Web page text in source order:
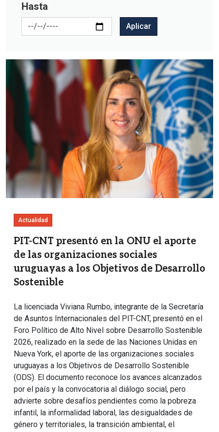
Hasta
Aplicar
Imagen
Actualidad
PIT-CNT presentó en la ONU el aporte
de las organizaciones sociales
uruguayas a los Objetivos de Desarrollo
Sostenible
La licenciada Viviana Rumbo, integrante de la Secretaría
de Asuntos Internacionales del PIT-CNT, presentó en el
Foro Político de Alto Nivel sobre Desarrollo Sostenible
2026, realizado en la sede de las Naciones Unidas en
Nueva York, el aporte de las organizaciones sociales
uruguayas a los Objetivos de Desarrollo Sostenible
(ODS). El documento reconoce los avances alcanzados
por el país y la convocatoria al diálogo social, pero
advierte sobre desafíos pendientes como la pobreza
infantil, la informalidad laboral, las desigualdades de
género y territoriales, la transición ambiental, el